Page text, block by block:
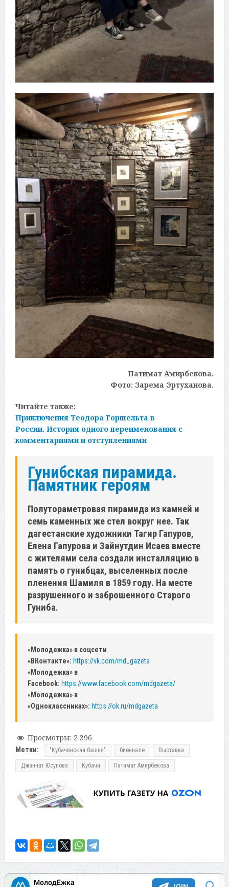
Патимат Амирбекова.
Фото: Зарема Эртуханова.
Читайте также:
Приключения Теодора Горшельта в
России. История одного переименования с
комментариями и отступлениями
Гунибская пирамида.
Памятник героям
Полутораметровая пирамида из камней и
семь каменных же стел вокруг нее. Так
дагестанские художники Тагир Гапуров,
Елена Гапурова и Зайнутдин Исаев вместе
с жителями села создали инсталляцию в
память о гунибцах, выселенных после
пленения Шамиля в 1859 году. На месте
разрушенного и заброшенного Старого
Гуниба.
« Молодежка» в соцсети
«ВКонтакте»: https://vk.com/md_gazeta
« Молодежка» в
Facebook: https://www.facebook.com/mdgazeta/
« Молодежка» в
«Одноклассниках»: https://ok.ru/mdgazeta
Просмотры: 2 396
Метки: "Кубачинская башня" биеннале Выставка
Джаннат Юсупова Кубачи Патимат Амирбекова